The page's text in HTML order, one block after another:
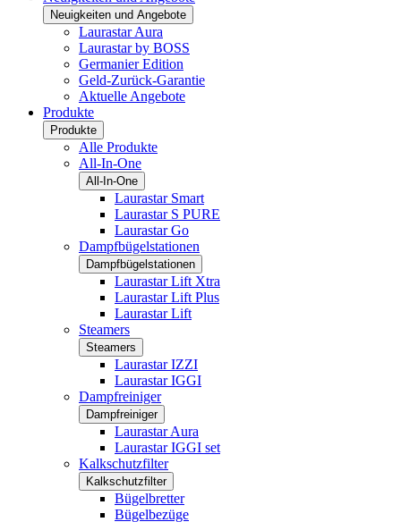
Neuigkeiten und Angebote
Laurastar Aura
Laurastar by BOSS
Germanier Edition
Geld-Zurück-Garantie
Aktuelle Angebote
Produkte
Produkte
Alle Produkte
All-In-One
All-In-One
Laurastar Smart
Laurastar S PURE
Laurastar Go
Dampfbügelstationen
Dampfbügelstationen
Laurastar Lift Xtra
Laurastar Lift Plus
Laurastar Lift
Steamers
Steamers
Laurastar IZZI
Laurastar IGGI
Dampfreiniger
Dampfreiniger
Laurastar Aura
Laurastar IGGI set
Kalkschutzfilter
Kalkschutzfilter
Bügelbretter
Bügelbezüge